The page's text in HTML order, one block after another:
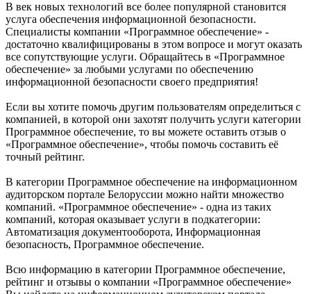
В век новых технологий все более популярной становится
услуга обеспечения информационной безопасности.
Специалисты компании «Программное обеспечение» -
достаточно квалифицированы в этом вопросе и могут оказать
все сопутствующие услуги. Обращайтесь в «Программное
обеспечение» за любыми услугами по обеспечению
информационной безопасности своего предприятия!
Если вы хотите помочь другим пользователям определиться с
компанией, в которой они захотят получить услуги категории
Программное обеспечение, то вы можете оставить отзыв о
«Программное обеспечение», чтобы помочь составить её
точный рейтинг.
В категории Программное обеспечение на информационном
аудиторском портале Белоруссии можно найти множество
компаний. «Программное обеспечение» - одна из таких
компаний, которая оказывает услуги в подкатегории:
Автоматизация документооборота, Информационная
безопасность, Программное обеспечение.
Всю информацию в категории Программное обеспечение,
рейтинг и отзывы о компании «Программное обеспечение»